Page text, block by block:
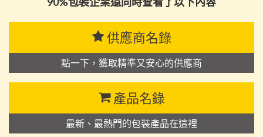
供應商名錄
點一下，獲取精準又安心的供應商
產品名錄
最新、最熱門的包裝產品在這裡